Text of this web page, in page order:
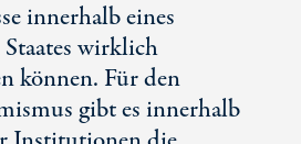
innerhalb eines
wirklich
können. Für den
gibt es innerhalb